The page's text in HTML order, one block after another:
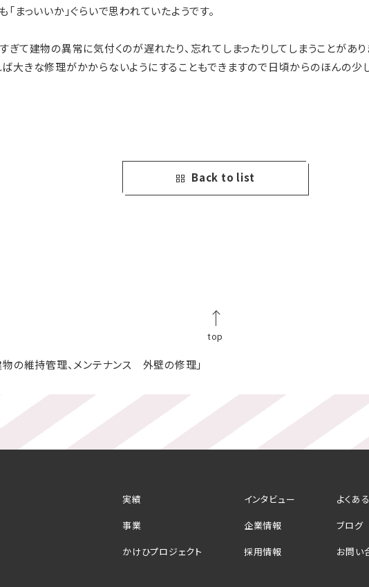
まっいいか」ぐらいで思われていたようです。
ぎて建物の異常に気付くのが遅れたり、忘れてしまったりしてしまうことがあり
大きな修理がかからないようにすることもできますので日頃からのほんの少
Back to list
top
物の維持管理、メンテナンス 外壁の修理」
実績
事業
かけひプロジェクト
インタビュー
企業情報
採用情報
よくあ
ブログ
お問い